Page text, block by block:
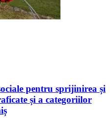
pentru sprijinirea și
și a categoriilor